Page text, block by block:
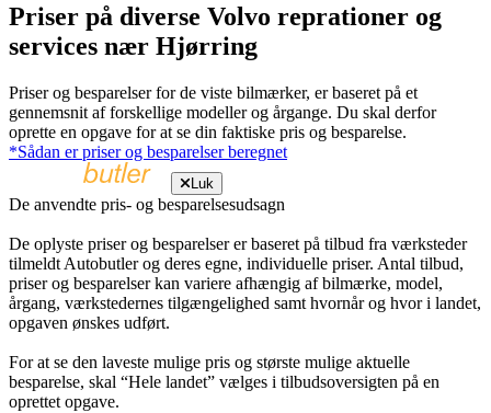
Priser på diverse Volvo reprationer og
services nær Hjørring
Priser og besparelser for de viste bilmærker, er baseret på et
gennemsnit af forskellige modeller og årgange. Du skal derfor
oprette en opgave for at se din faktiske pris og besparelse.
*Sådan er priser og besparelser beregnet
Luk
De anvendte pris- og besparelsesudsagn
De oplyste priser og besparelser er baseret på tilbud fra værksteder
tilmeldt Autobutler og deres egne, individuelle priser. Antal tilbud,
priser og besparelser kan variere afhængig af bilmærke, model,
årgang, værkstedernes tilgængelighed samt hvornår og hvor i landet,
opgaven ønskes udført.
For at se den laveste mulige pris og største mulige aktuelle
besparelse, skal “Hele landet” vælges i tilbudsoversigten på en
oprettet opgave.